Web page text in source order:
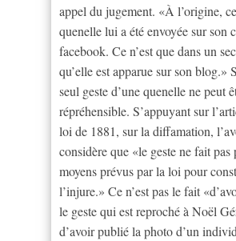
appel du jugement. «À l’origine,
quenelle lui a été envoyée sur son
facebook. Ce n’est que dans un
qu’elle est apparue sur son blog.»
seul geste d’une quenelle ne peut
répréhensible. S’appuyant sur
loi de 1881, sur la diffamation,
considère que «le geste ne fait pas
moyens prévus par la loi pour
l’injure.» Ce n’est pas le fait
le geste qui est reproché à Noël
d’avoir publié la photo d’un